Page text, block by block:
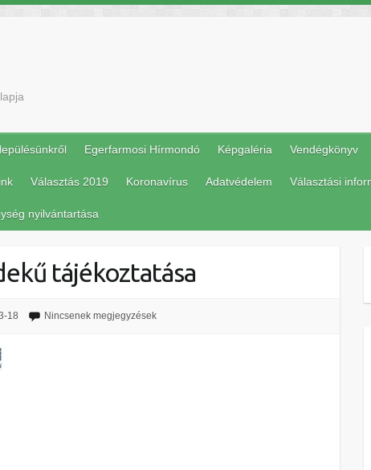
Egerfarmosi Hírmondó Képgaléria Vendégkönyv
Választás 2019 Koronavírus Adatvédelem Választási
nyilvántartása
tájékoztatása
18 Nincsenek megjegyzések